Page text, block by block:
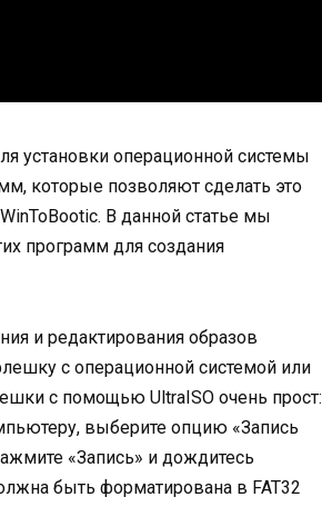
установки операционной системы
которые позволяют сделать это
В данной статье мы
программ для создания
и редактирования образов
с операционной системой или
с помощью UltraISO очень прост:
выберите опцию «Запись
«Запись» и дождитесь
быть форматирована в FAT32